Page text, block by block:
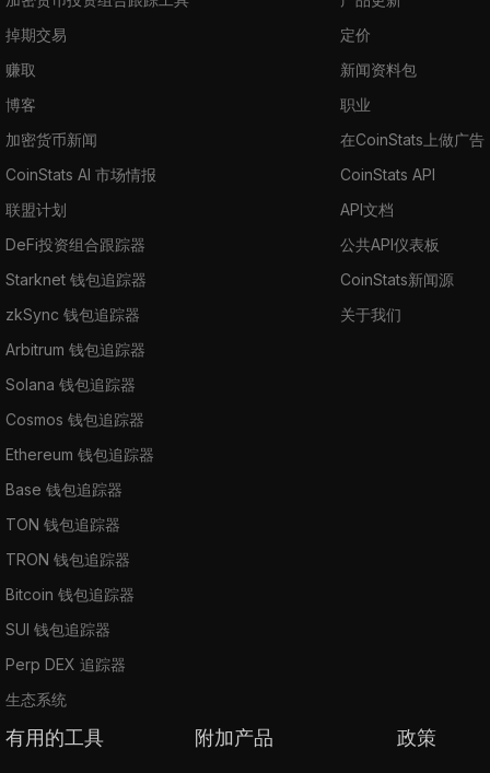
掉期交易
赚取
博客
加密货币新闻
CoinStats AI 市场情报
联盟计划
DeFi投资组合跟踪器
Starknet 钱包追踪器
zkSync 钱包追踪器
Arbitrum 钱包追踪器
Solana 钱包追踪器
Cosmos 钱包追踪器
Ethereum 钱包追踪器
Base 钱包追踪器
TON 钱包追踪器
TRON 钱包追踪器
Bitcoin 钱包追踪器
SUI 钱包追踪器
Perp DEX 追踪器
生态系统
定价
新闻资料包
职业
在CoinStats上做广告
CoinStats API
API文档
公共API仪表板
CoinStats新闻源
关于我们
有用的工具 附加产品 政策